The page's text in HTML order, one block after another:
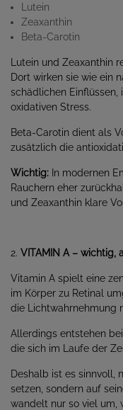
Lutein
Zeaxanthin
Beta-Carotin
Lutein und Zeaxanthin
Dort wirken sie wie ein
schädlichen
oxidativen Stress.
Beta-Carotin dient als
zusätzlich die
Wichtig: In modernen
Rauchern eher
und Zeaxanthin klare
2. VITAMIN A – wichtig,
Vitamin A spielt eine
im Körper zu Retinal
die Lichtwahrnehmung
Allerdings entstehen
die sich im Laufe der
Deshalb ist es sinnvoll,
setzen, sondern auf
wandelt nur so viel um,